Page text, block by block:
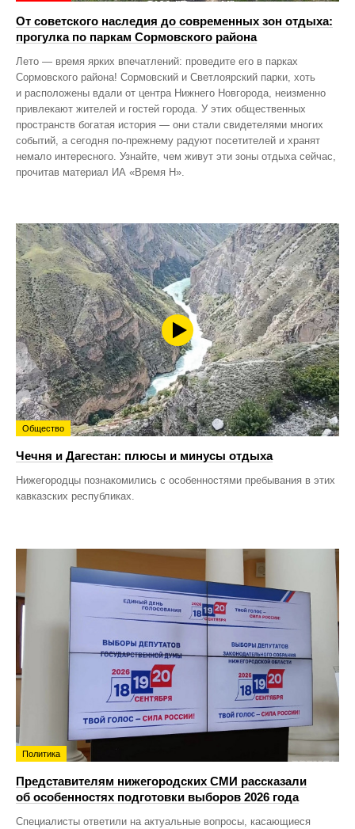
От советского наследия до современных зон отдыха:
прогулка по паркам Сормовского района
Лето — время ярких впечатлений: проведите его в парках
Сормовского района! Сормовский и Светлоярский парки, хоть
и расположены вдали от центра Нижнего Новгорода, неизменно
привлекают жителей и гостей города. У этих общественных
пространств богатая история — они стали свидетелями многих
событий, а сегодня по‑прежнему радуют посетителей и хранят
немало интересного. Узнайте, чем живут эти зоны отдыха сейчас,
прочитав материал ИА «Время Н».
Общество
Чечня и Дагестан: плюсы и минусы отдыха
Нижегородцы познакомились с особенностями пребывания в этих
кавказских республиках.
Политика
Представителям нижегородских СМИ рассказали
об особенностях подготовки выборов 2026 года
Специалисты ответили на актуальные вопросы, касающиеся